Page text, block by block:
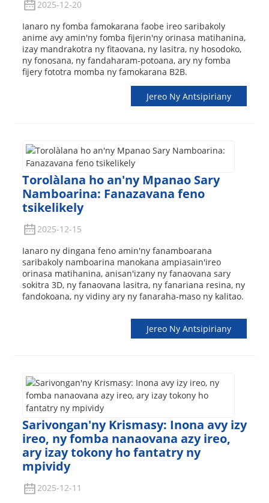
2025-12-20
Ianaro ny fomba famokarana faobe ireo saribakoly
anime avy amin'ny fomba fijerin'ny orinasa matihanina,
izay mandrakotra ny fitaovana, ny lasitra, ny hosodoko,
ny fonosana, ny fandaharam-potoana, ary ny fomba
fijery fototra momba ny famokarana B2B.
Jereo Ny Antsipiriany
Torolàlana ho an'ny Mpanao Sary
Namboarina: Fanazavana feno
tsikelikely
2025-12-15
Ianaro ny dingana feno amin'ny fanamboarana
saribakoly namboarina manokana ampiasain'ireo
orinasa matihanina, anisan'izany ny fanaovana sary
sokitra 3D, ny fanaovana lasitra, ny fanariana resina, ny
fandokoana, ny vidiny ary ny fanaraha-maso ny kalitao.
Jereo Ny Antsipiriany
Sarivongan'ny Krismasy: Inona avy izy
ireo, ny fomba nanaovana azy ireo,
ary izay tokony ho fantatry ny
mpividy
2025-12-11